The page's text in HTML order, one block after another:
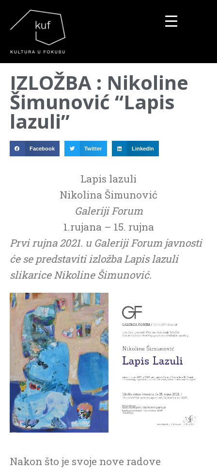
IZLOŽBA : Nikoline
Šimunović “Lapis
lazuli”
Facebook Twitter LinkedIn
Lapis lazuli
Nikolina Šimunović
Galeriji Forum
1.rujana – 15. rujna
Prvi rujna 2021. u Galeriji Forum javnosti
će se predstaviti izložba Lapis lazuli
slikarice Nikoline Šimunović.
Nakon što je svoje nove radove
▼
▼